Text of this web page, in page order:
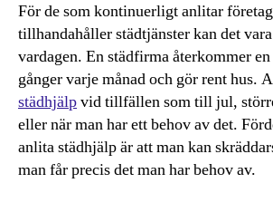
För de som kontinuerligt anlitar
tillhandahåller städtjänster kan det
vardagen. En städfirma återkommer
gånger varje månad och gör rent hus.
städhjälpvid tillfällen som till jul,
eller när man har ett behov av det.
anlita städhjälp är att man kan
man får precis det man har behov av.